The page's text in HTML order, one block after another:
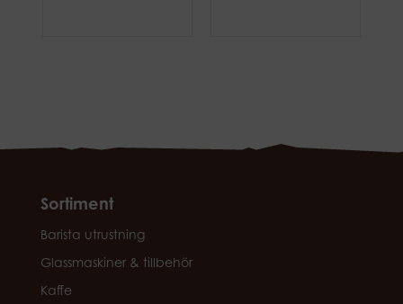
Sortiment
Barista utrustning
Glassmaskiner & tillbehör
Kaffe